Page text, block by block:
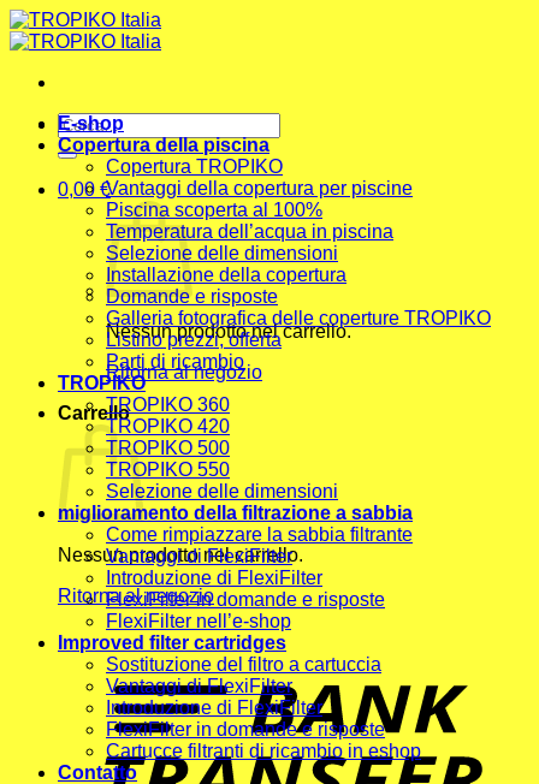
Salta
ai
Cerca:
0,00 €
Nessun prodotto nel carrello.
Ritorna al negozio
Carrello
Nessun prodotto nel carrello.
Ritorna al negozio
E-shop
Copertura della piscina
Copertura TROPIKO
Vantaggi della copertura per piscine
Piscina scoperta al 100%
Temperatura dell’acqua in piscina
Selezione delle dimensioni
Installazione della copertura
Domande e risposte
Galleria fotografica delle coperture TROPIKO
Listino prezzi, offerta
Parti di ricambio
TROPIKO
TROPIKO 360
TROPIKO 420
TROPIKO 500
TROPIKO 550
Selezione delle dimensioni
miglioramento della filtrazione a sabbia
Come rimpiazzare la sabbia filtrante
Vantaggi di FlexiFilter
Introduzione di FlexiFilter
FlexiFilter in domande e risposte
FlexiFilter nell’e-shop
Improved filter cartridges
Sostituzione del filtro a cartuccia
Vantaggi di FlexiFilter
Introduzione di FlexiFilter
FlexiFilter in domande e risposte
Cartucce filtranti di ricambio in eshop
Contatto